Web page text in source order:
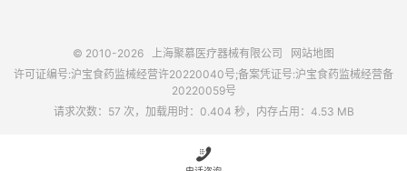
© 2010-2026 上海聚慕医疗器械有限公司
网站地图
许可证编号:沪宝食药监械经营许20220040号;备案凭证号:沪宝食药监械经营备
20220059号
请求次数：57 次，加载用时：0.404 秒，内存占用：4.53 MB
